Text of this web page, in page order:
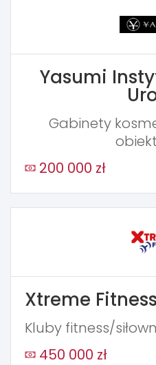
Yasumi
Gabinety
200 000 zł
Xtreme
Kluby fitness/
450 000 zł